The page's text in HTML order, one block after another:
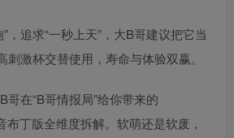
，追求“一秒上天”，大B哥建议把它当
刺激杯交替使用，寿命与体验双赢。
在“B哥情报局”给你带来的
布丁版全维度拆解。软萌还是软废，